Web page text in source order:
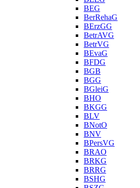
BEG
BerRehaG
BErzGG
BetrAVG
BetrVG
BEvaG
BFDG
BGB
BGG
BGleiG
BHO
BKGG
BLV
BNotO
BNV
BPersVG
BRAO
BRKG
BRRG
BSHG